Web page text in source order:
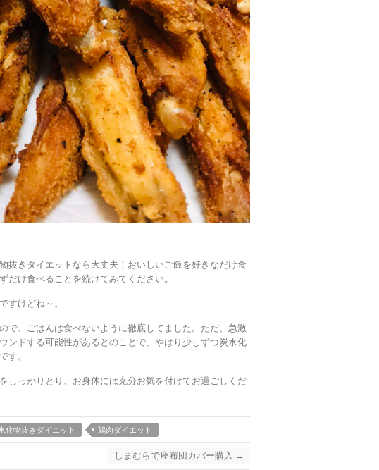
抜きダイエットなら大丈夫！おいしいご飯を好きなだけ食
け食べることを続けてみてください。
すけどね～。
で、ごはんは食べないように徹底してました。ただ、急激
ンドする可能性があるとのことで、やはり少しずつ炭水化
す。
しっかりとり、お身体には充分お気を付けてお過ごしくだ
化物抜きダイエット 鶏肉ダイエット
しまむらで座布団カバー購入 →